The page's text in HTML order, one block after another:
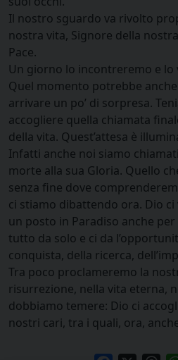
Il nostro sguardo va rivolto
nostra vita, Signore della
Pace.
Un giorno lo incontreremo e lo
Quel momento potrebbe
arrivare un po’ di sorpresa.
accogliere quella chiamata
della vita. Quest’attesa è
Infatti anche noi siamo
morte alla sua Gloria. Quello
senza fine dove
ci stiamo dibattendo ora. Dio ci
un posto in Paradiso anche
tutto da solo e ci da
conquista, della ricerca,
Tra poco proclameremo la
risurrezione, nella vita eterna,
dobbiamo temere: Dio ci
nostri cari, tra i quali, ora,